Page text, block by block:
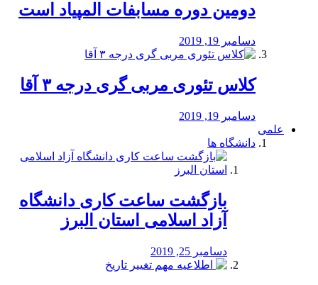
دومین دوره مسابفات المپیاد است
دسامبر 19, 2019
کلاس تئوری مربی گری درجه ۳ آقا
دسامبر 19, 2019
علمی
دانشگاه ها
بازگشت ساعت کاری دانشگاه
آزاد اسلامی استان البرز
دسامبر 25, 2019